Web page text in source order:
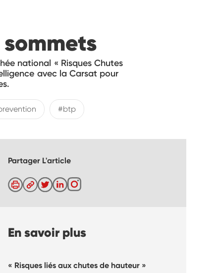
national « Risques Chutes
avec la Carsat pour
#btp
Partager L'article
En savoir plus
Risques liés aux chutes de hauteur